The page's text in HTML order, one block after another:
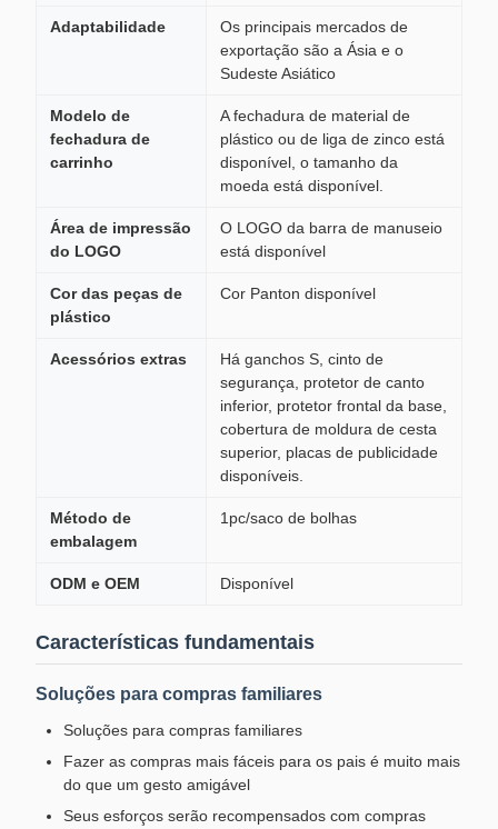
Adaptabilidade
Os principais mercados de
exportação são a Ásia e o
Sudeste Asiático
Modelo de
fechadura de
carrinho
A fechadura de material de
plástico ou de liga de zinco está
disponível, o tamanho da
moeda está disponível.
Área de impressão
do LOGO
O LOGO da barra de manuseio
está disponível
Cor das peças de
plástico
Cor Panton disponível
Acessórios extras
Há ganchos S, cinto de
segurança, protetor de canto
inferior, protetor frontal da base,
cobertura de moldura de cesta
superior, placas de publicidade
disponíveis.
Método de
embalagem
1pc/saco de bolhas
ODM e OEM Disponível
Características fundamentais
Soluções para compras familiares
Soluções para compras familiares
Fazer as compras mais fáceis para os pais é muito mais
do que um gesto amigável
Seus esforços serão recompensados com compras